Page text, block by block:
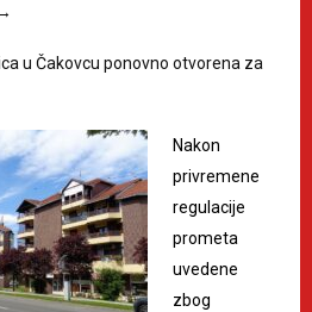
u Čakovcu ponovno otvorena za
Nakon
privremene
regulacije
prometa
uvedene
zbog